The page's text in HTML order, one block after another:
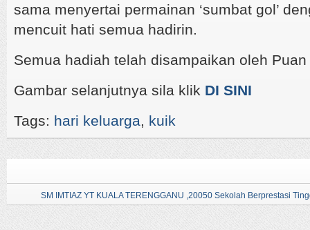
sama menyertai permainan ‘sumbat gol’
mencuit hati semua hadirin.
Semua hadiah telah disampaikan oleh
Gambar selanjutnya sila klik DI SINI
Tags: hari keluarga, kuik
SM IMTIAZ YT KUALA TERENGGANU ,20050 Sekolah Berprestasi